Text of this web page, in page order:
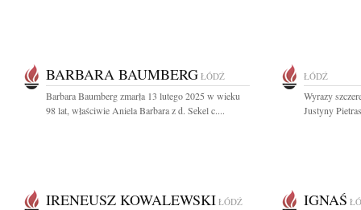
BARBARA BAUMBERG ŁÓDŹ
Barbara Baumberg zmarła 13 lutego 2025 w wieku
98 lat, właściwie Aniela Barbara z d. Sekel c....
ŁÓDŹ
Wyrazy
Justyny
IRENEUSZ KOWALEWSKI ŁÓDŹ IGNAŚ